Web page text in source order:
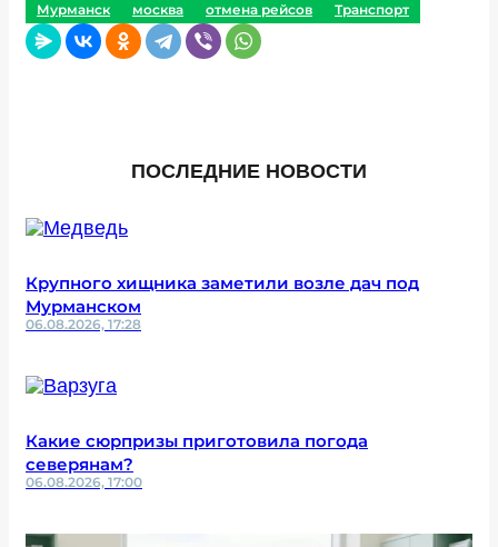
Мурманск москва отмена рейсов Транспорт
ПОСЛЕДНИЕ НОВОСТИ
Крупного хищника заметили возле дач под
Мурманском
06.08.2026, 17:28
Какие сюрпризы приготовила погода
северянам?
06.08.2026, 17:00